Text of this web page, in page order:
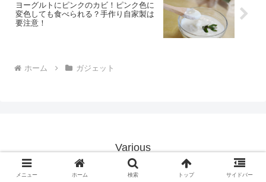
ヨーグルトにピンクのカビ！ピンク色に
変色しても食べられる？手作り自家製は
要注意！
ホーム ガジェット
Various
© 2015 Various.
メニュー ホーム 検索 トップ サイドバー